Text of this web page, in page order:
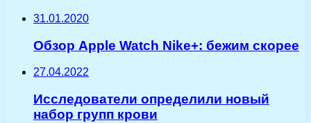
31.01.2020
Обзор Apple Watch Nike+: бежим скорее
27.04.2022
Исследователи определили новый
набор групп крови